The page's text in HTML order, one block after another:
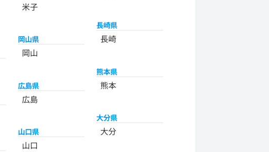
米子
岡山県
岡山
広島県
広島
山口県
山口
長崎県
長崎
熊本県
熊本
大分県
大分